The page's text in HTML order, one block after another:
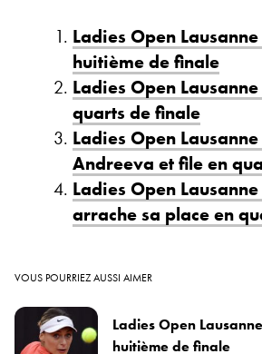
Ladies Open
huitième de finale
Ladies Open
quarts de finale
Ladies Open
Andreeva et file en
Ladies Open
arrache sa place en
VOUS POURRIEZ AUSSI AIMER
Ladies Open
huitième de finale